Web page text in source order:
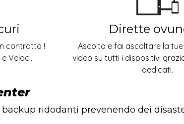
contratto !
Veloci.
Dirette
Ascolta e fai ascoltare la
video su tutti i dispositivi
dedicati.
ridodanti prevenendo dei